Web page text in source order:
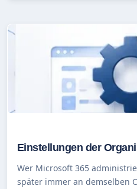
Einstellungen der
Wer Microsoft 365
später immer an demselben